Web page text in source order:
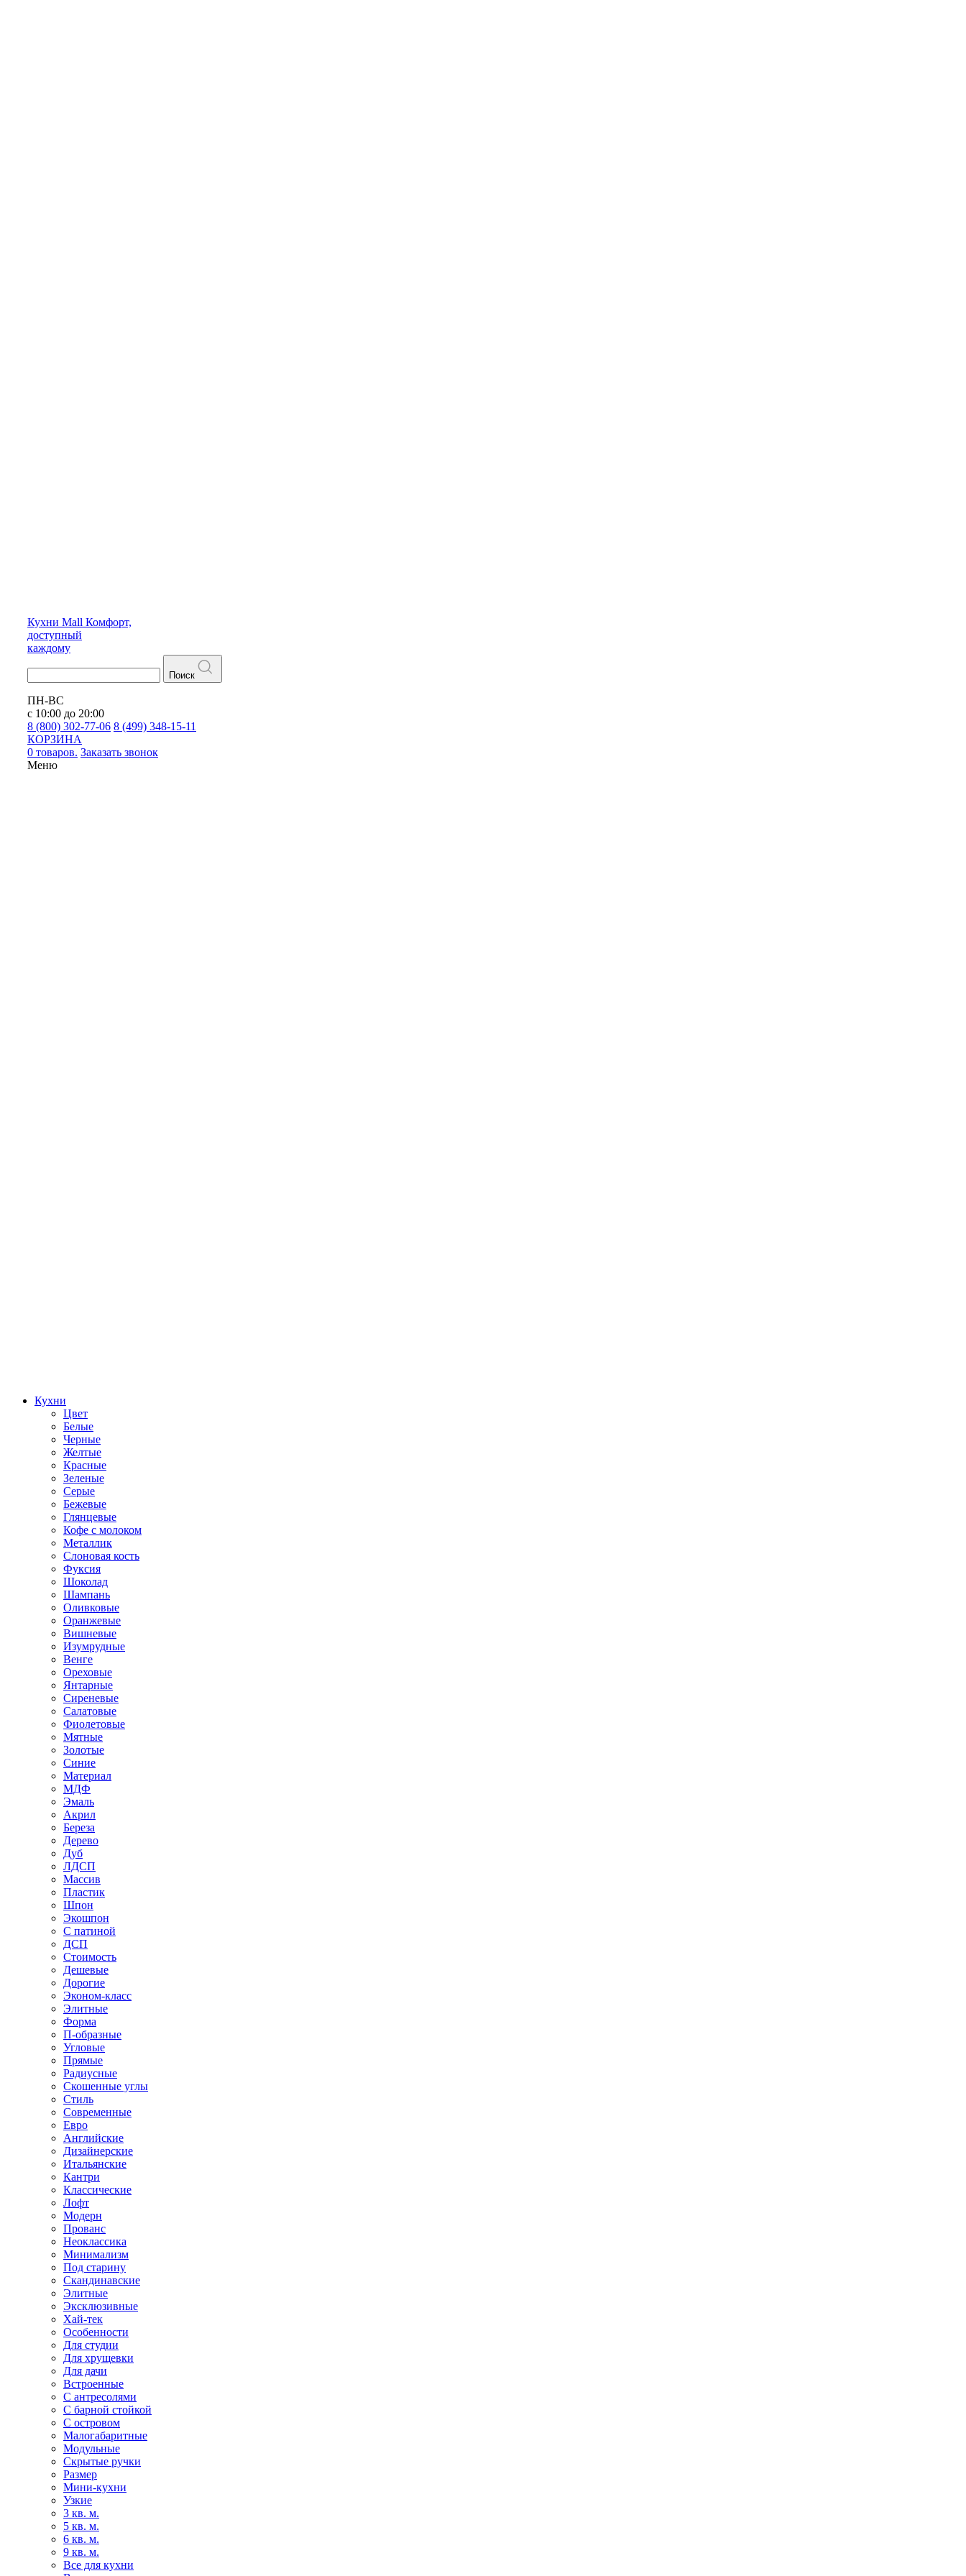
Кухни Mall Комфорт,
доступный
каждому
Поиск
ПН-ВС
с 10:00 до 20:00
8 (800) 302-77-06 8 (499) 348-15-11
КОРЗИНА
0 товаров. Заказать звонок
Меню
Кухни
Цвет
Белые
Черные
Желтые
Красные
Зеленые
Серые
Бежевые
Глянцевые
Кофе с молоком
Металлик
Слоновая кость
Фуксия
Шоколад
Шампань
Оливковые
Оранжевые
Вишневые
Изумрудные
Венге
Ореховые
Янтарные
Сиреневые
Салатовые
Фиолетовые
Мятные
Золотые
Синие
Материал
МДФ
Эмаль
Акрил
Береза
Дерево
Дуб
ЛДСП
Массив
Пластик
Шпон
Экошпон
С патиной
ДСП
Стоимость
Дешевые
Дорогие
Эконом-класс
Элитные
Форма
П-образные
Угловые
Прямые
Радиусные
Скошенные углы
Стиль
Современные
Евро
Английские
Дизайнерские
Итальянские
Кантри
Классические
Лофт
Модерн
Прованс
Неоклассика
Минимализм
Под старину
Скандинавские
Элитные
Эксклюзивные
Хай-тек
Особенности
Для студии
Для хрущевки
Для дачи
Встроенные
С антресолями
С барной стойкой
С островом
Малогабаритные
Модульные
Скрытые ручки
Размер
Мини-кухни
Узкие
3 кв. м.
5 кв. м.
6 кв. м.
9 кв. м.
Все для кухни